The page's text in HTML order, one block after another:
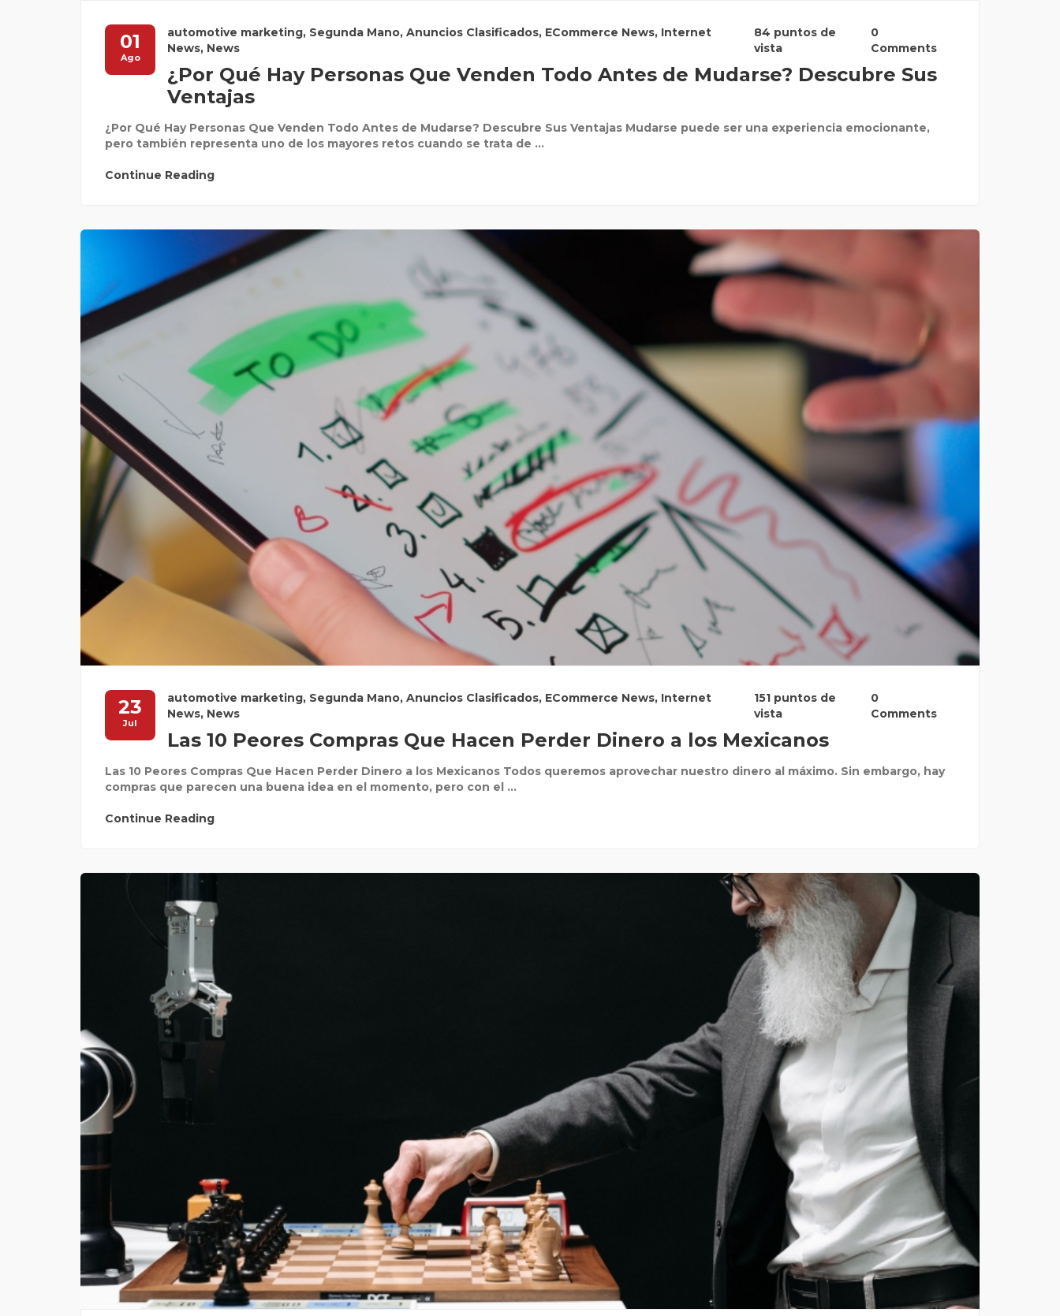
01
Ago
automotive marketing, Segunda Mano, Anuncios Clasificados, ECommerce News, Internet
News, News
84 puntos de
vista
0
Comments
¿Por Qué Hay Personas Que Venden Todo Antes de Mudarse? Descubre Sus
Ventajas
¿Por Qué Hay Personas Que Venden Todo Antes de Mudarse? Descubre Sus Ventajas Mudarse puede ser una experiencia emocionante,
pero también representa uno de los mayores retos cuando se trata de ...
Continue Reading
23
Jul
automotive marketing, Segunda Mano, Anuncios Clasificados, ECommerce News, Internet
News, News
151 puntos de
vista
0
Comments
Las 10 Peores Compras Que Hacen Perder Dinero a los Mexicanos
Las 10 Peores Compras Que Hacen Perder Dinero a los Mexicanos Todos queremos aprovechar nuestro dinero al máximo. Sin embargo, hay
compras que parecen una buena idea en el momento, pero con el ...
Continue Reading